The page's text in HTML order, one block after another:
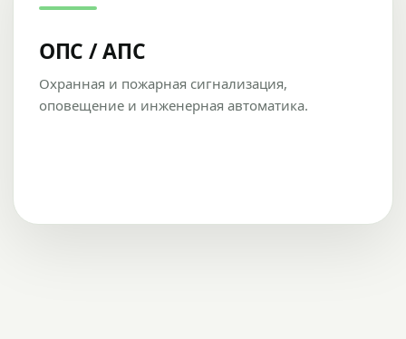
ОПС / АПС
Охранная и пожарная сигнализация,
оповещение и инженерная автоматика.